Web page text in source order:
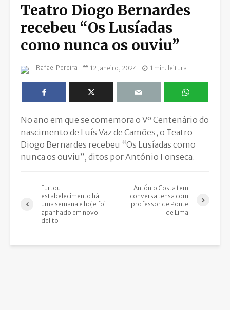
Teatro Diogo Bernardes
recebeu “Os Lusíadas
como nunca os ouviu”
Rafael Pereira 12 Janeiro, 2024 1 min. leitura
No ano em que se comemora o Vº Centenário do
nascimento de Luís Vaz de Camões, o Teatro
Diogo Bernardes recebeu “Os Lusíadas como
nunca os ouviu”, ditos por António Fonseca.
Furtou
estabelecimento há
uma semana e hoje foi
apanhado em novo
delito
António Costa tem
conversa tensa com
professor de Ponte
de Lima